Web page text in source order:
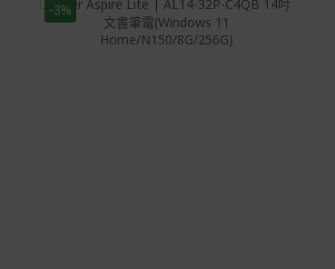
-3%
Windows 11 Home